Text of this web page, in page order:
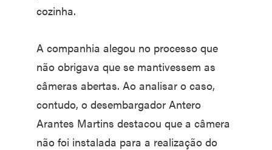
cozinha.
A companhia alegou no processo que
não obrigava que se mantivessem as
câmeras abertas. Ao analisar o caso,
contudo, o desembargador Antero
Arantes Martins destacou que a câmera
não foi instalada para a realização do